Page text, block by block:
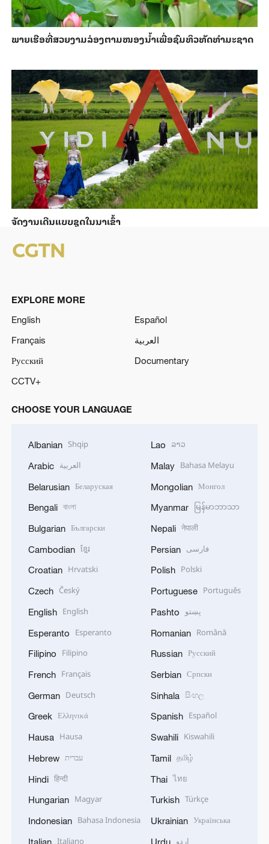
ພາຍ​ເຮືອທີ່​ສວຍ​ງາມ​ລ່ອງ​ຕາມ​​ໜອງນ້ຳ​​ເພື່ອ​ຊົມ​ທິວ​ທັດ​ທຳ​ມະ​ຊາດ
ຈັດງານເດີນແບບຊຸດໃນນາເຂົ້າ
EXPLORE MORE
English
Español
Français
العربية
Русский
Documentary
CCTV+
CHOOSE YOUR LANGUAGE
Albanian Shqip
Arabic العربية
Belarusian Беларуская
Bengali বাংলা
Bulgarian Български
Cambodian ខ្មែរ
Croatian Hrvatski
Czech Český
English English
Esperanto Esperanto
Filipino Filipino
French Français
German Deutsch
Greek Ελληνικά
Hausa Hausa
Hebrew עברית
Hindi हिन्दी
Hungarian Magyar
Indonesian Bahasa Indonesia
Italian Italiano
Lao ລາວ
Malay Bahasa Melayu
Mongolian Монгол
Myanmar မြန်မာဘာသာ
Nepali नेपाली
Persian فارسی
Polish Polski
Portuguese Português
Pashto پښتو
Romanian Română
Russian Русский
Serbian Српски
Sinhala සිංහල
Spanish Español
Swahili Kiswahili
Tamil தமிழ்
Thai ไทย
Turkish Türkçe
Ukrainian Українська
Urdu اردو